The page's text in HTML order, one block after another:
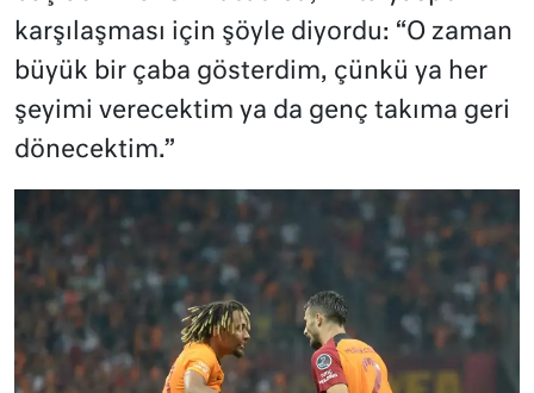
karşılaşması için şöyle diyordu: “O zaman
büyük bir çaba gösterdim, çünkü ya her
şeyimi verecektim ya da genç takıma geri
dönecektim.”